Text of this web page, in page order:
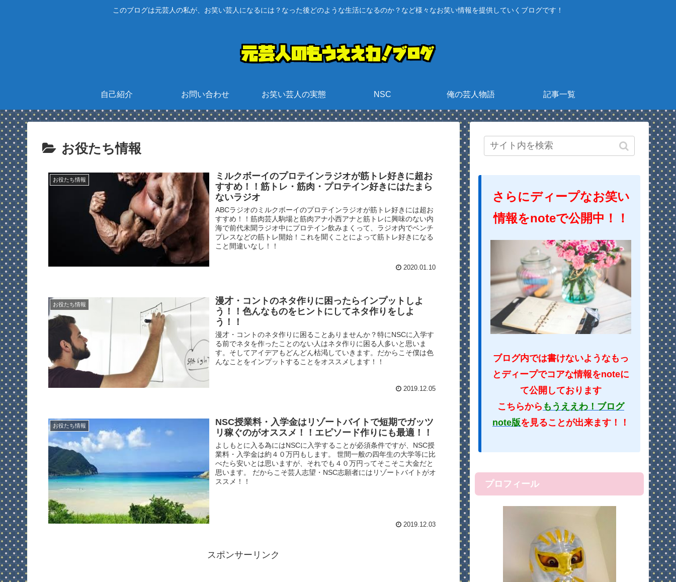
このブログは元芸人の私が、お笑い芸人になるには？なった後どのような生活になるのか？など様々なお笑い情報を提供していくブログです！
自己紹介 お問い合わせ お笑い芸人の実態 NSC 俺の芸人物語 記事一覧
お役たち情報
お役たち情報
ミルクボーイのプロテインラジオが筋トレ好きに超お
すすめ！！筋トレ・筋肉・プロテイン好きにはたまら
ないラジオ
ABCラジオのミルクボーイのプロテインラジオが筋トレ好きには超お
すすめ！！筋肉芸人駒場と筋肉アナ小西アナと筋トレに興味のない内
海で前代未聞ラジオ中にプロテイン飲みまくって、ラジオ内でベンチ
プレスなどの筋トレ開始！これを聞くことによって筋トレ好きになる
こと間違いなし！！
2020.01.10
お役たち情報
漫才・コントのネタ作りに困ったらインプットしよ
う！！色んなものをヒントにしてネタ作りをしよ
う！！
漫才・コントのネタ作りに困ることありませんか？特にNSCに入学す
る前でネタを作ったことのない人はネタ作りに困る人多いと思いま
す。そしてアイデアもどんどん枯渇していきます。だからこそ僕は色
んなことをインプットすることをオススメします！！
2019.12.05
お役たち情報
NSC授業料・入学金はリゾートバイトで短期でガッツ
リ稼ぐのがオススメ！！エピソード作りにも最適！！
よしもとに入る為にはNSCに入学することが必須条件ですが、NSC授
業料・入学金は約４０万円もします。 世間一般の四年生の大学等に比
べたら安いとは思いますが、それでも４０万円ってそこそこ大金だと
思います。 だからこそ芸人志望・NSC志願者にはリゾートバイトがオ
ススメ！！
2019.12.03
スポンサーリンク
さらにディープなお笑い
情報をnoteで公開中！！
ブログ内では書けないようなもっ
とディープでコアな情報をnoteに
て公開しております
こちらから もうええわ！ブログ
note版を見ることが出来ます！！
プロフィール